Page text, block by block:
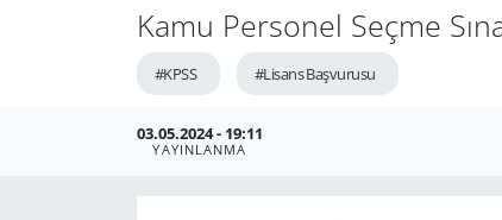
Kamu Personel Seçme
#KPSS #Lisans Başvurusu
03.05.2024 - 19:11
YAYINLANMA